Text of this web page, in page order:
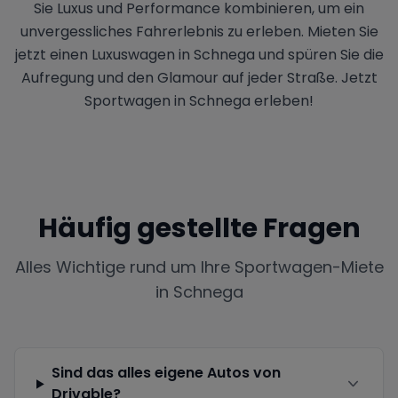
Sie Luxus und Performance kombinieren, um ein
unvergessliches Fahrerlebnis zu erleben. Mieten Sie
jetzt einen Luxuswagen in Schnega und spüren Sie die
Aufregung und den Glamour auf jeder Straße. Jetzt
Sportwagen in Schnega erleben!
Häufig gestellte Fragen
Alles Wichtige rund um Ihre Sportwagen-Miete
in Schnega
Sind das alles eigene Autos von